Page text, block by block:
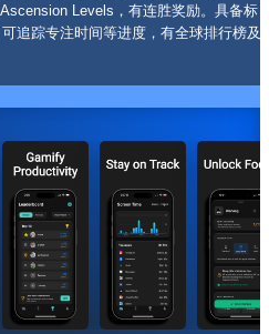
Levels，有连胜奖励。具备标
追踪专注时间等进度，有全球排行榜及